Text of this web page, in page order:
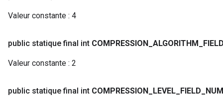
Valeur constante : 4
public statique final int COMPRESSION ALGORITHM
Valeur constante : 2
public statique final int COMPRESSION LEVEL FIELD